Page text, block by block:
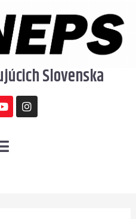
Slovenska
o
u
t
b
e
n
s
t